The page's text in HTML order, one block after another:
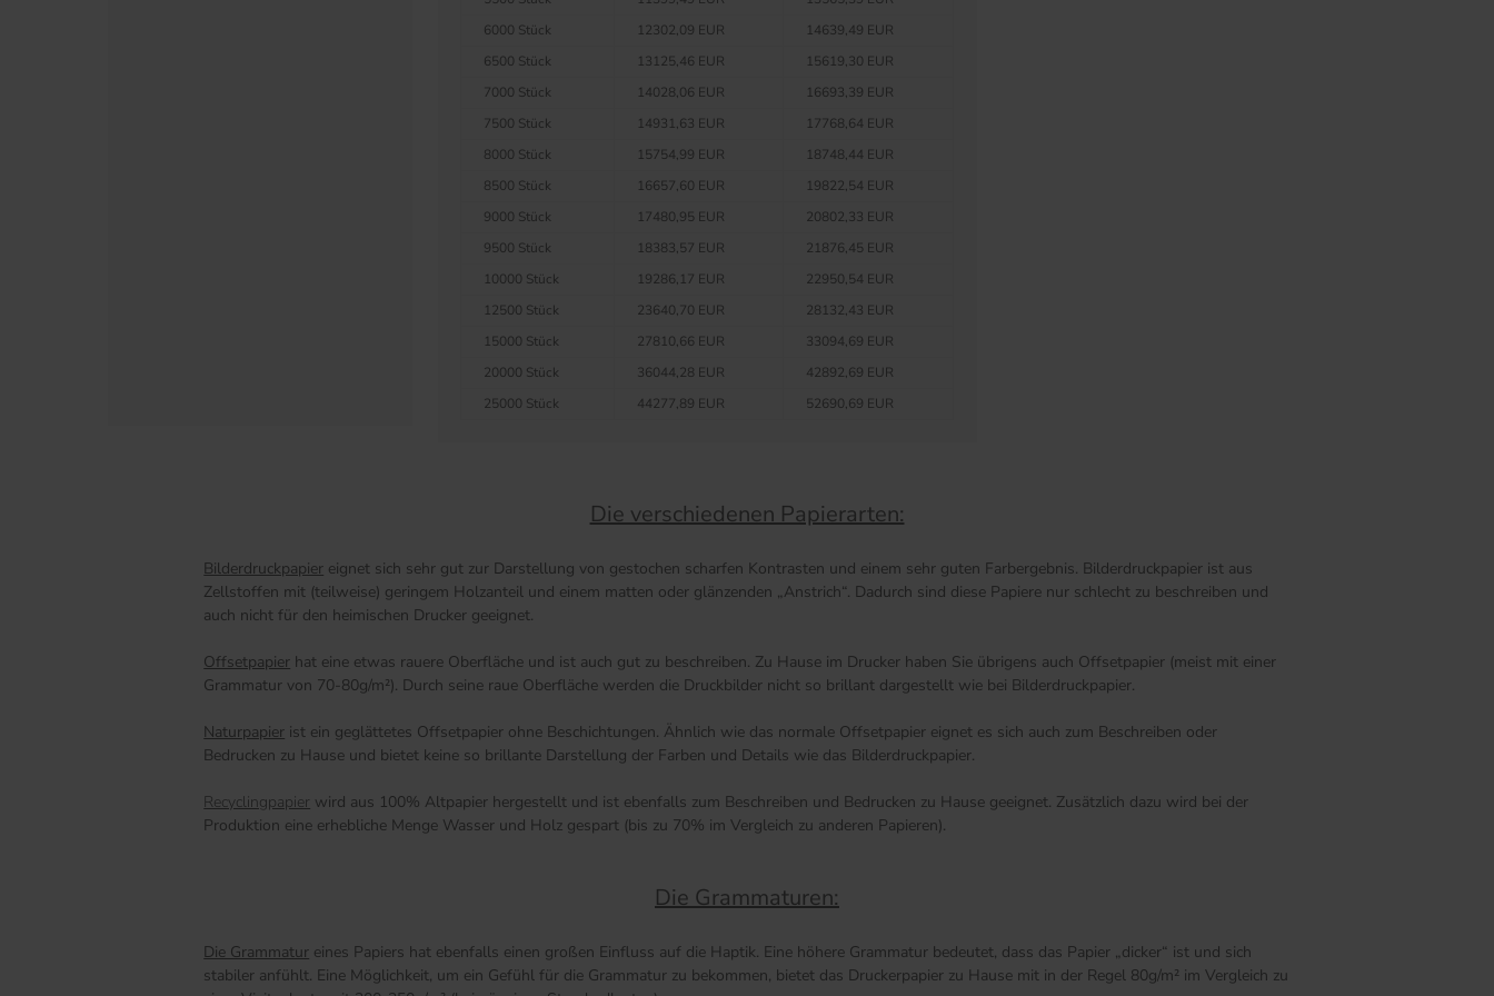
6000 Stück
12302,09 EUR
14639,49 EUR
6500 Stück
13125,46 EUR
15619,30 EUR
7000 Stück
14028,06 EUR
16693,39 EUR
7500 Stück
14931,63 EUR
17768,64 EUR
8000 Stück
15754,99 EUR
18748,44 EUR
8500 Stück
16657,60 EUR
19822,54 EUR
9000 Stück
17480,95 EUR
20802,33 EUR
9500 Stück
18383,57 EUR
21876,45 EUR
10000 Stück
19286,17 EUR
22950,54 EUR
12500 Stück
23640,70 EUR
28132,43 EUR
15000 Stück
27810,66 EUR
33094,69 EUR
20000 Stück
36044,28 EUR
42892,69 EUR
25000 Stück
44277,89 EUR 52690,69 EUR
Die verschiedenen Papierarten:
Bilderdruckpapier eignet sich sehr gut zur Darstellung von gestochen scharfen Kontrasten und einem sehr guten Farbergebnis. Bilderdruckpapier ist aus
Zellstoffen mit (teilweise) geringem Holzanteil und einem matten oder glänzenden „Anstrich“. Dadurch sind diese Papiere nur schlecht zu beschreiben und
auch nicht für den heimischen Drucker geeignet.
Offsetpapier hat eine etwas rauere Oberfläche und ist auch gut zu beschreiben. Zu Hause im Drucker haben Sie übrigens auch Offsetpapier (meist mit einer
Grammatur von 70-80g/m²). Durch seine raue Oberfläche werden die Druckbilder nicht so brillant dargestellt wie bei Bilderdruckpapier.
Naturpapier ist ein geglättetes Offsetpapier ohne Beschichtungen. Ähnlich wie das normale Offsetpapier eignet es sich auch zum Beschreiben oder
Bedrucken zu Hause und bietet keine so brillante Darstellung der Farben und Details wie das Bilderdruckpapier.
Recyclingpapier wird aus 100% Altpapier hergestellt und ist ebenfalls zum Beschreiben und Bedrucken zu Hause geeignet. Zusätzlich dazu wird bei der
Produktion eine erhebliche Menge Wasser und Holz gespart (bis zu 70% im Vergleich zu anderen Papieren).
Die Grammaturen:
Die Grammatur eines Papiers hat ebenfalls einen großen Einfluss auf die Haptik. Eine höhere Grammatur bedeutet, dass das Papier „dicker“ ist und sich
stabiler anfühlt. Eine Möglichkeit, um ein Gefühl für die Grammatur zu bekommen, bietet das Druckerpapier zu Hause mit in der Regel 80g/m² im Vergleich zu